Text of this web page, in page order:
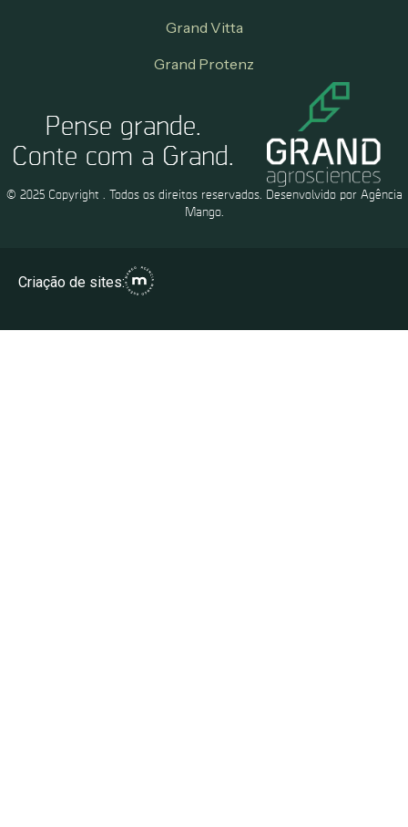
Grand Vitta
Grand Protenz
Pense grande.
Conte com a Grand.
© 2025 Copyright . Todos os direitos reservados. Desenvolvido por Agência
Mango.
Criação de sites: